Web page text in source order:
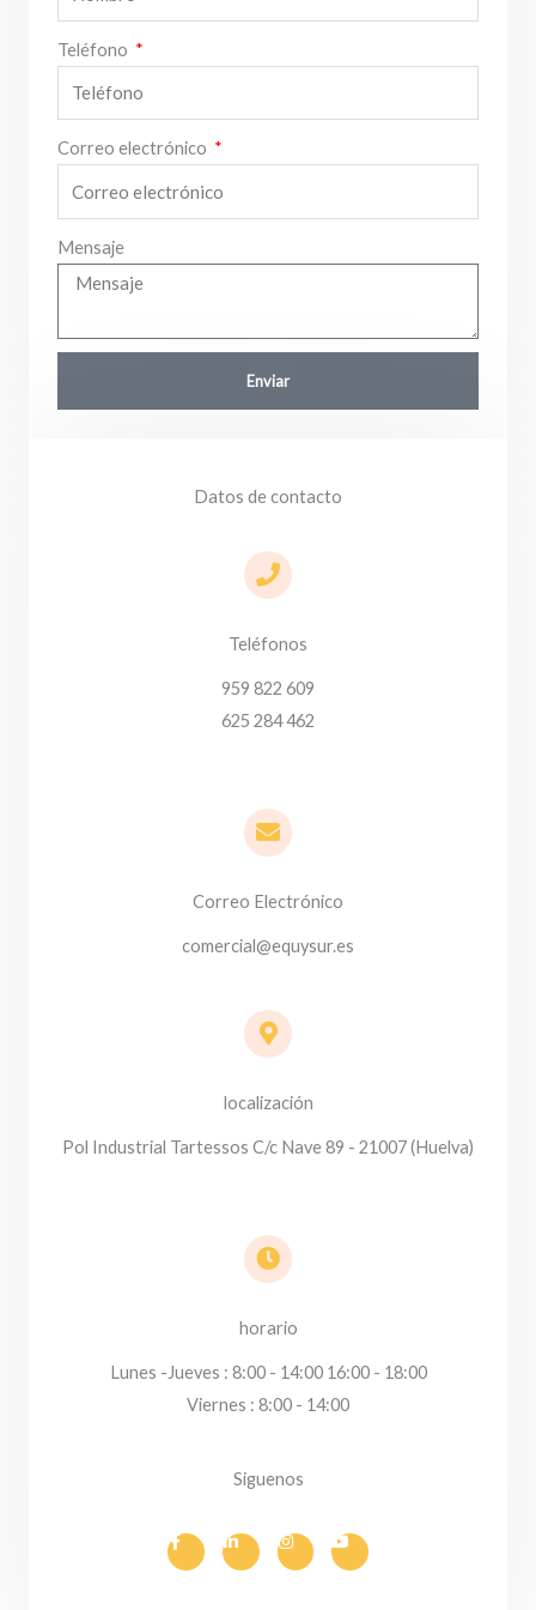
Teléfono
Correo electrónico
Mensaje
Enviar
Datos de contacto
Teléfonos
959 822 609
625 284 462
Correo Electrónico
comercial@equysur.es
localización
Pol Industrial Tartessos C/c Nave 89 - 21007 (Huelva)
horario
Lunes -Jueves : 8:00 - 14:00 16:00 - 18:00
Viernes : 8:00 - 14:00
Siguenos
F
c
L
n
I
s
Y
u